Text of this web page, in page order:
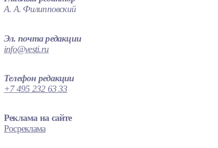
А. А. Филипповский
Эл. почта редакции
info@vesti.ru
Телефон редакции
+7 495 232 63 33
Реклама на сайте
Росреклама